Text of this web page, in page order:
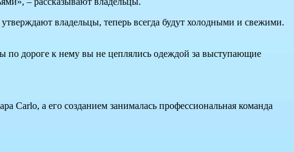
владельцы, теперь всегда будут холодными и свежими.
по дороге к нему вы не цеплялись одеждой за выступающие
Carlo, а его созданием занималась профессиональная команда